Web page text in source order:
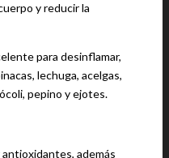
y reducir la
para desinflamar,
lechuga, acelgas,
pepino y ejotes.
además